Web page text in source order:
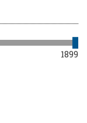
1899